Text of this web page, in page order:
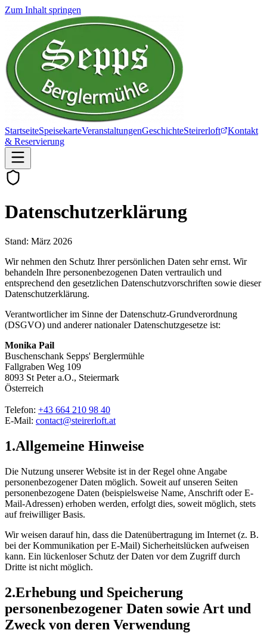
Zum Inhalt springen
StartseiteSpeisekarteVeranstaltungenGeschichteSteirerloft
Kontakt
& Reservierung
Datenschutzerklärung
Stand: März 2026
Wir nehmen den Schutz Ihrer persönlichen Daten sehr ernst. Wir
behandeln Ihre personenbezogenen Daten vertraulich und
entsprechend den gesetzlichen Datenschutzvorschriften sowie dieser
Datenschutzerklärung.
Verantwortlicher im Sinne der Datenschutz-Grundverordnung
(DSGVO) und anderer nationaler Datenschutzgesetze ist:
Monika Pail
Buschenschank Sepps' Berglermühle
Fallgraben Weg 109
8093 St Peter a.O., Steiermark
Österreich
Telefon: +43 664 210 98 40
E-Mail: contact@steirerloft.at
1.Allgemeine Hinweise
Die Nutzung unserer Website ist in der Regel ohne Angabe
personenbezogener Daten möglich. Soweit auf unseren Seiten
personenbezogene Daten (beispielsweise Name, Anschrift oder E-
Mail-Adressen) erhoben werden, erfolgt dies, soweit möglich, stets
auf freiwilliger Basis.
Wir weisen darauf hin, dass die Datenübertragung im Internet (z. B.
bei der Kommunikation per E-Mail) Sicherheitslücken aufweisen
kann. Ein lückenloser Schutz der Daten vor dem Zugriff durch
Dritte ist nicht möglich.
2.Erhebung und Speicherung
personenbezogener Daten sowie Art und
Zweck von deren Verwendung